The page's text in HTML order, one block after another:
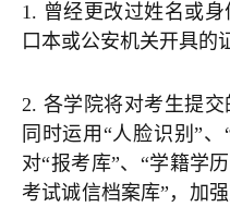
1. 曾经更改过姓名或
口本或公安机关开具的
2. 各学院将对考生提交
同时运用“人脸识别”
对“报考库”、“学籍学
考试诚信档案库”，加